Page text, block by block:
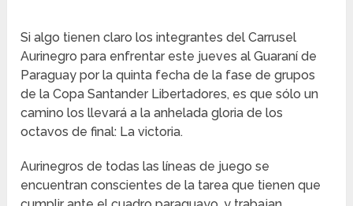
Si algo tienen claro los integrantes del Carrusel
Aurinegro para enfrentar este jueves al Guaraní de
Paraguay por la quinta fecha de la fase de grupos
de la Copa Santander Libertadores, es que sólo un
camino los llevará a la anhelada gloria de los
octavos de final: La victoria.
Aurinegros de todas las líneas de juego se
encuentran conscientes de la tarea que tienen que